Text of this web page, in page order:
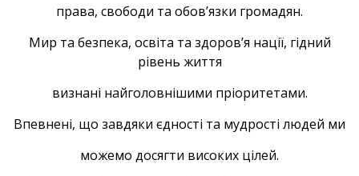
права, свободи та обов’язки громадян.
Мир та безпека, освіта та здоров’я нації, гідний
рівень життя
визнані найголовнішими пріоритетами.
Впевнені, що завдяки єдності та мудрості людей ми
можемо досягти високих цілей.